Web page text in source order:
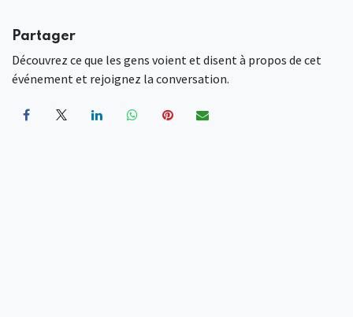
Partager
Découvrez ce que les gens voient et disent à propos de cet
événement et rejoignez la conversation.